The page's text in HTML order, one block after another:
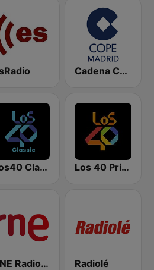
Cadena COPE Madrid
Los40 Classic Los 40 Principales
RNE Radio Nacional Radiolé